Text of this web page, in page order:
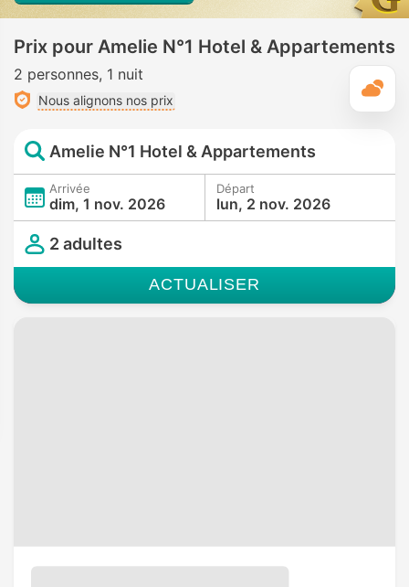
Prix pour Amelie N°1 Hotel & Appartements
2 personnes 1 nuit
Nous alignons nos prix
Amelie N°1 Hotel & Appartements
Arrivée
dim, 1 nov. 2026
Départ
lun, 2 nov. 2026
2 adultes
ACTUALISER